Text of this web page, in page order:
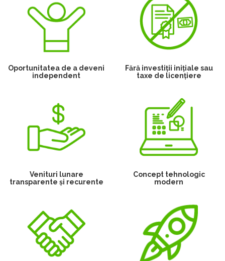
Oportunitatea de a deveni
independent
Fără investiții inițiale sau
taxe de licențiere
Venituri lunare
transparente și recurente
Concept tehnologic
modern